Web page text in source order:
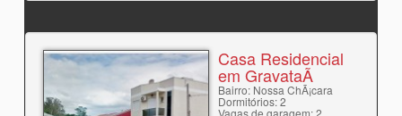
Casa Residencial
em GravataÃ­
Bairro: Nossa ChÃ¡cara
Dormitórios: 2
Vagas de garagem: 2